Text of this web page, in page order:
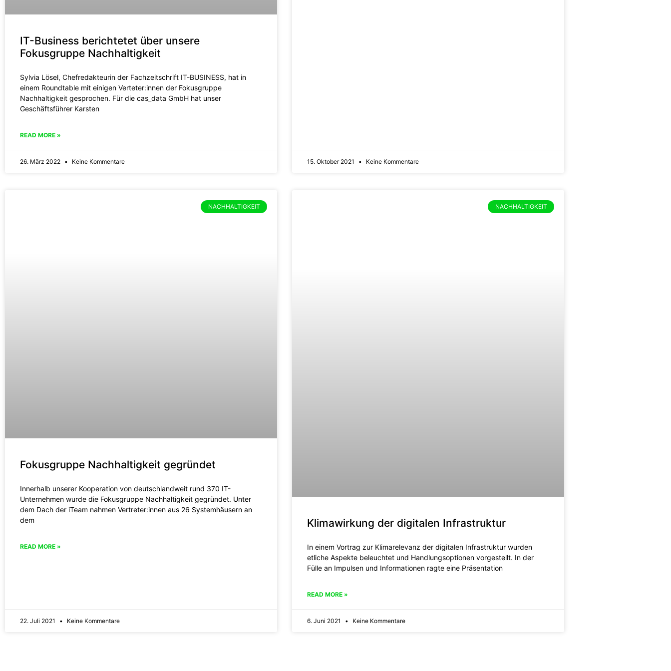
IT-Business berichtetet über unsere
Fokusgruppe Nachhaltigkeit
Sylvia Lösel, Chefredakteurin der Fachzeitschrift IT-BUSINESS, hat in
einem Roundtable mit einigen Verteter:innen der Fokusgruppe
Nachhaltigkeit gesprochen. Für die cas_data GmbH hat unser
Geschäftsführer Karsten
READ MORE »
26. März 2022 Keine Kommentare 15. Oktober 2021 Keine Kommentare
NACHHALTIGKEIT
Fokusgruppe Nachhaltigkeit gegründet
Innerhalb unserer Kooperation von deutschlandweit rund 370 IT-
Unternehmen wurde die Fokusgruppe Nachhaltigkeit gegründet. Unter
dem Dach der iTeam nahmen Vertreter:innen aus 26 Systemhäusern an
dem
READ MORE »
22. Juli 2021 Keine Kommentare
NACHHALTIGKEIT
Klimawirkung der digitalen Infrastruktur
In einem Vortrag zur Klimarelevanz der digitalen Infrastruktur wurden
etliche Aspekte beleuchtet und Handlungsoptionen vorgestellt. In der
Fülle an Impulsen und Informationen ragte eine Präsentation
READ MORE »
6. Juni 2021 Keine Kommentare